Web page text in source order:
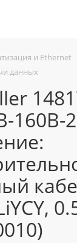
и Ethernet
данных
160B-